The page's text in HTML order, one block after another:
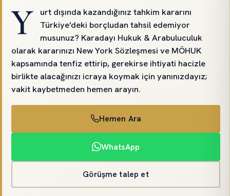
Y
urt dışında kazandığınız tahkim kararını
Türkiye'deki borçludan tahsil edemiyor
musunuz? Karadayı Hukuk & Arabuluculuk
olarak kararınızı New York Sözleşmesi ve MÖHUK
kapsamında tenfiz ettirip, gerekirse ihtiyati hacizle
birlikte alacağınızı icraya koymak için yanınızdayız;
vakit kaybetmeden hemen arayın.
Hemen Ara
WhatsApp
Görüşme talep et